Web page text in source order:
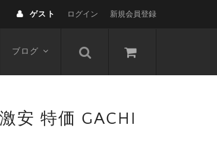
ゲスト ログイン 新規会員登録
ブログ
安 特価 GACHI